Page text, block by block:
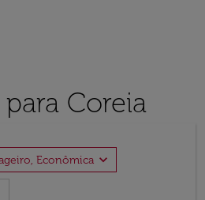
Coreia
Econômica expand_more